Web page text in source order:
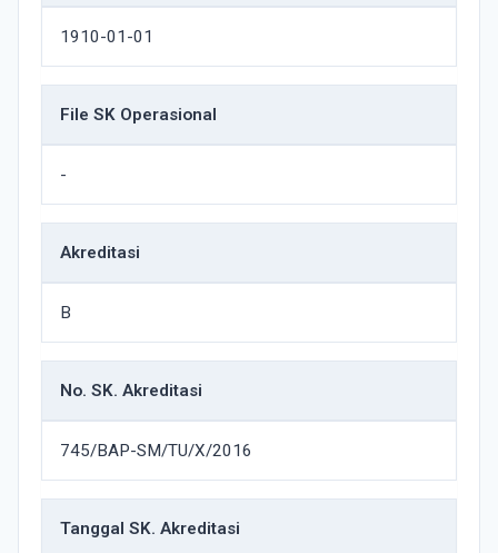
1910-01-01
File SK Operasional
-
Akreditasi
B
No. SK. Akreditasi
745/BAP-SM/TU/X/2016
Tanggal SK. Akreditasi